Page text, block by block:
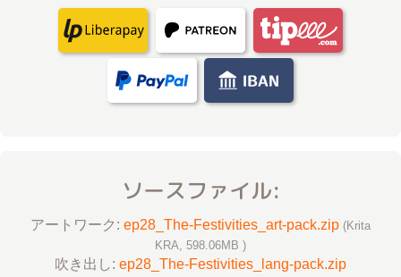
ソースファイル:
アートワーク: ep28_The-Festivities_art-pack.zip (Krita
KRA, 598.06MB )
吹き出し: ep28_The-Festivities_lang-pack.zip